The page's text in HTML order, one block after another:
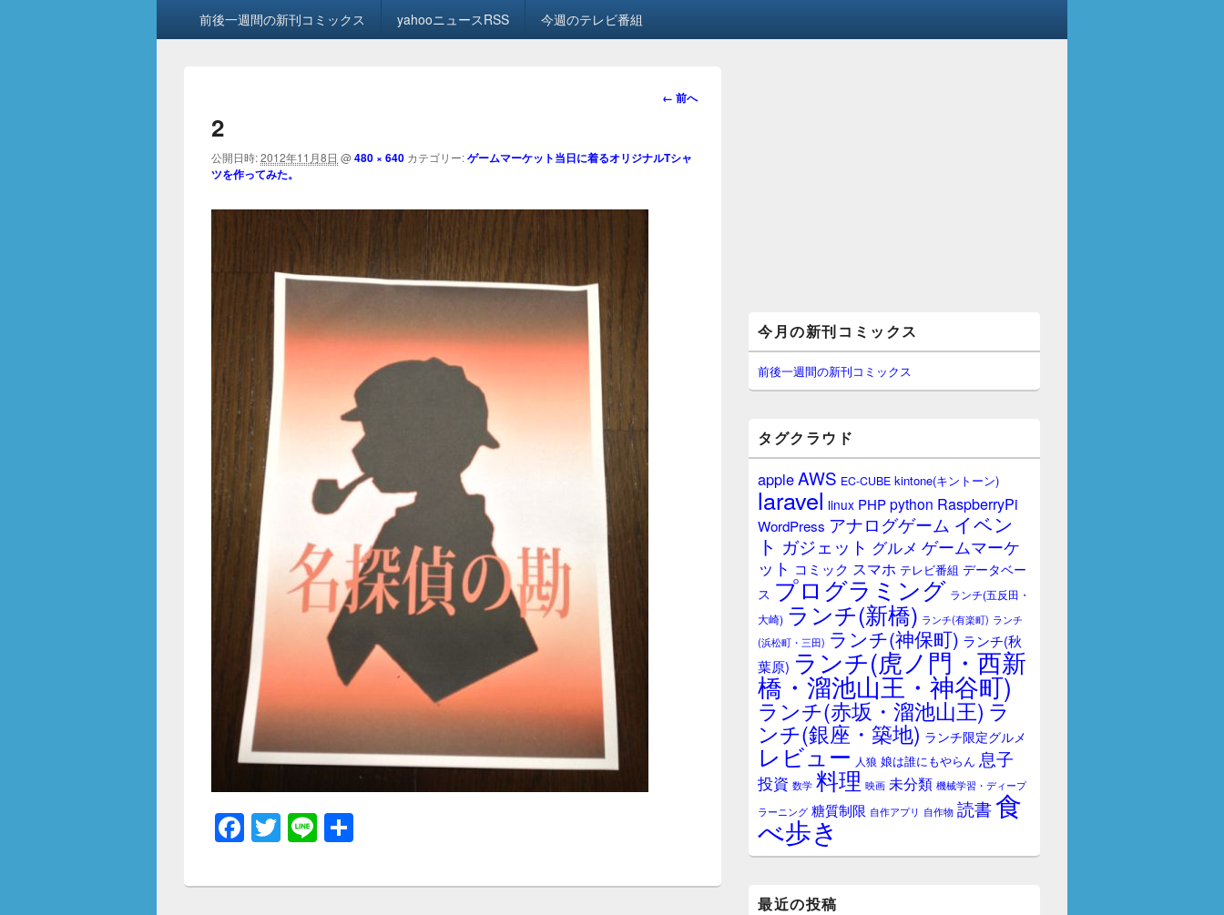
前後一週間の新刊コミックス yahooニュースRSS 今週のテレビ番組
画
ビ
← 前へ
2
公開日時:2012年11月8日 @480 × 640 カテゴリー:ゲームマーケット当日に着るオリジナルTシャ
ツを作ってみた。
F
a
c
T
wi
tt
Li
n
e
イ
ン
サ
イ
ー
ジ
ッ
ト
今月の新刊コミックス
前後一週間の新刊コミックス
タグクラウド
appleAWS EC-CUBE kintone(キントーン)
laravel linux PHPpython RaspberryPi
WordPress アナログゲーム イベン
ト ガジェット グルメ ゲームマーケ
ット コミック スマホ テレビ番組 データベー
ス プログラミング ランチ(五反田・
大崎) ランチ(新橋) ランチ(有楽町) ランチ
(浜松町・三田) ランチ(神保町) ランチ(秋
葉原) ランチ(虎ノ門・西新
橋・溜池山王・神谷町)
ランチ(赤坂・溜池山王) ラ
ンチ(銀座・築地) ランチ限定グルメ
レビュー 人狼 娘は誰にもやらん 息子
投資 数学 料理 映画 未分類 機械学習・ディープ
ラーニング 糖質制限 自作アプリ 自作物 読書食
べ歩き
最近の投稿